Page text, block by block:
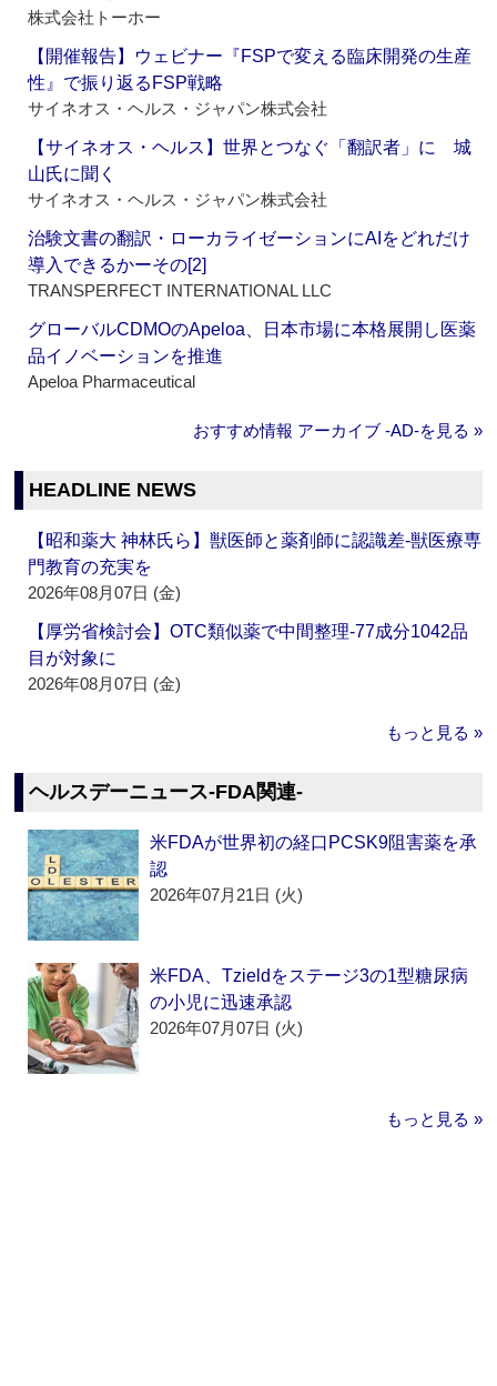
株式会社トーホー
【開催報告】ウェビナー『FSPで変える臨床開発の生産
性』で振り返るFSP戦略
サイネオス・ヘルス・ジャパン株式会社
【サイネオス・ヘルス】世界とつなぐ「翻訳者」に 城
山氏に聞く
サイネオス・ヘルス・ジャパン株式会社
治験文書の翻訳・ローカライゼーションにAIをどれだけ
導入できるかーその[2]
TRANSPERFECT INTERNATIONAL LLC
グローバルCDMOのApeloa、日本市場に本格展開し医薬
品イノベーションを推進
Apeloa Pharmaceutical
おすすめ情報 アーカイブ ‐AD‐を見る »
HEADLINE NEWS
【昭和薬大 神林氏ら】獣医師と薬剤師に認識差‐獣医療専
門教育の充実を
2026年08月07日 (金)
【厚労省検討会】OTC類似薬で中間整理‐77成分1042品
目が対象に
2026年08月07日 (金)
もっと見る »
ヘルスデーニュース‐FDA関連‐
米FDAが世界初の経口PCSK9阻害薬を承
認
2026年07月21日 (火)
米FDA、Tzieldをステージ3の1型糖尿病
の小児に迅速承認
2026年07月07日 (火)
もっと見る »